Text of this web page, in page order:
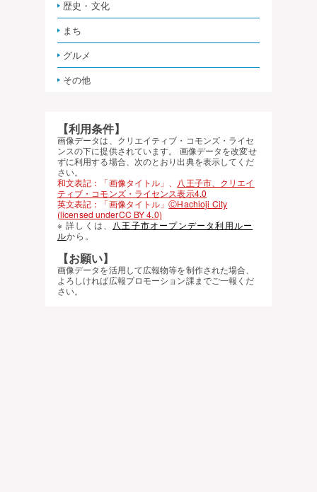
歴史・文化
まち
グルメ
その他
【利用条件】
画像データは、クリエイティブ・コモンズ・ライセ
ンスの下に提供されています。 画像データを改変せ
ずに利用する場合、次のとおり出典を表示してくだ
さい。
和文表記：「画像タイトル」、 八王子市、クリエイ
ティブ・コモンズ・ライセンス表示4.0
英文表記：「画像タイトル」ⒸHachioji City
(licensed underCC BY 4.0)
※ 詳しくは、
八王子市オープンデータ利用ルー
ルから。
【お願い】
画像データを活用して広報物等を制作された場合、
よろしければ広報プロモーション課までご一報くだ
さい。